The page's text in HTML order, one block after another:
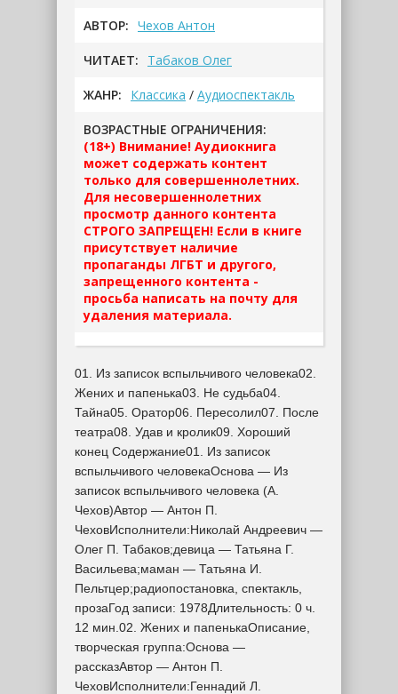
АВТОР: Чехов Антон
ЧИТАЕТ: Табаков Олег
ЖАНР: Классика / Аудиоспектакль
ВОЗРАСТНЫЕ ОГРАНИЧЕНИЯ:
(18+) Внимание! Аудиокнига
может содержать контент
только для совершеннолетних.
Для несовершеннолетних
просмотр данного контента
СТРОГО ЗАПРЕЩЕН! Если в книге
присутствует наличие
пропаганды ЛГБТ и другого,
запрещенного контента -
просьба написать на почту для
удаления материала.
01. Из записок вспыльчивого человека02.
Жених и папенька03. Не судьба04.
Тайна05. Оратор06. Пересолил07. После
театра08. Удав и кролик09. Хороший
конец Содержание01. Из записок
вспыльчивого человекаОснова — Из
записок вспыльчивого человека (А.
Чехов)Автор — Антон П.
ЧеховИсполнители:Николай Андреевич —
Олег П. Табаков;девица — Татьяна Г.
Васильева;маман — Татьяна И.
Пельтцер;радиопостановка, спектакль,
прозаГод записи: 1978Длительность: 0 ч.
12 мин.02. Жених и папенькаОписание,
творческая группа:Основа —
рассказАвтор — Антон П.
ЧеховИсполнители:Геннадий Л.